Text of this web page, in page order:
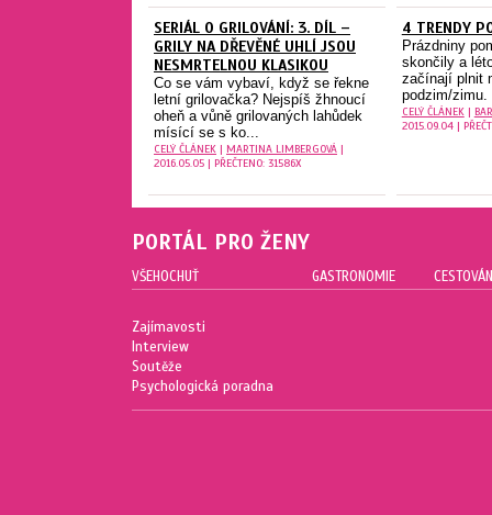
SERIÁL O GRILOVÁNÍ: 3. DÍL –
GRILY NA DŘEVĚNÉ UHLÍ JSOU
NESMRTELNOU KLASIKOU
Co se vám vybaví, když se řekne
letní grilovačka? Nejspíš žhnoucí
oheň a vůně grilovaných lahůdek
mísící se s ko...
CELÝ ČLÁNEK | MARTINA LIMBERGOVÁ |
2016.05.05 | PŘEČTENO: 31586X
4 TRENDY
Prázdniny
skončily a
začínají plnit
podzim/
CELÝ ČLÁNEK|
2015.09.04 |
PORTÁL PRO ŽENY
VŠEHOCHUŤ
Zajímavosti
Interview
Soutěže
Psychologická poradna
GASTRONOMIE